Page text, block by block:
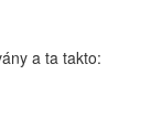
a ta takto: